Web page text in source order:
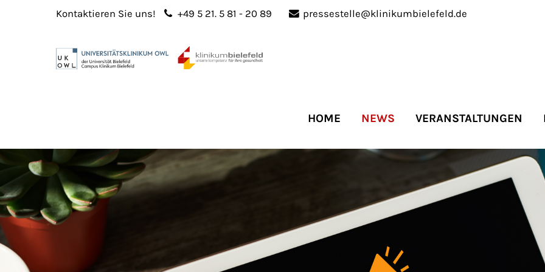
Login
Benutzername
Anmelden
Register
24h/
We offer support for our
customers
Have any questions?
+44 1234 567 890
Drop us a line
info@yourdomain.com
Kontaktieren Sie uns! +49 5 21. 5 81 - 20 89 pressestelle@klinikumbielefeld.de
HOME NEWS VERANSTALTUNGEN